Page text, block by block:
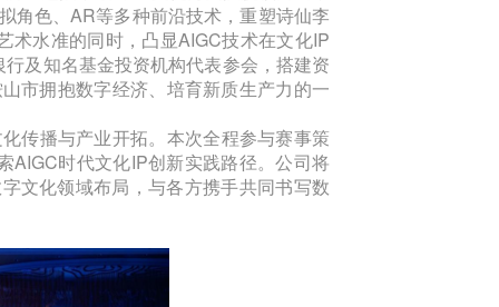
角色、AR等多种前沿技术，重塑诗仙李
术水准的同时，凸显AIGC技术在文化IP
及知名基金投资机构代表参会，搭建资
市拥抱数字经济、培育新质生产力的一
传播与产业开拓。本次全程参与赛事策
AIGC时代文化IP创新实践路径。公司将
文化领域布局，与各方携手共同书写数